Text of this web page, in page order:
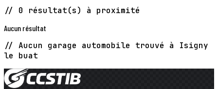
// 0 résultat(s) à proximité
Aucun résultat
// Aucun garage automobile trouvé à Isigny
le buat